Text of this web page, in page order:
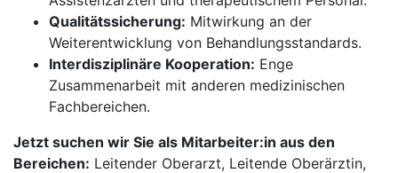
Qualitätssicherung: Mitwirkung an der
Weiterentwicklung von Behandlungsstandards.
Interdisziplinäre Kooperation: Enge
Zusammenarbeit mit anderen medizinischen
Fachbereichen.
Jetzt suchen wir Sie als Mitarbeiter:in aus den
Bereichen: Leitender Oberarzt, Leitende Oberärztin,